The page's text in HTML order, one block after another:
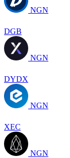
NGN
DGB
NGN
DYDX
NGN
XEC
NGN